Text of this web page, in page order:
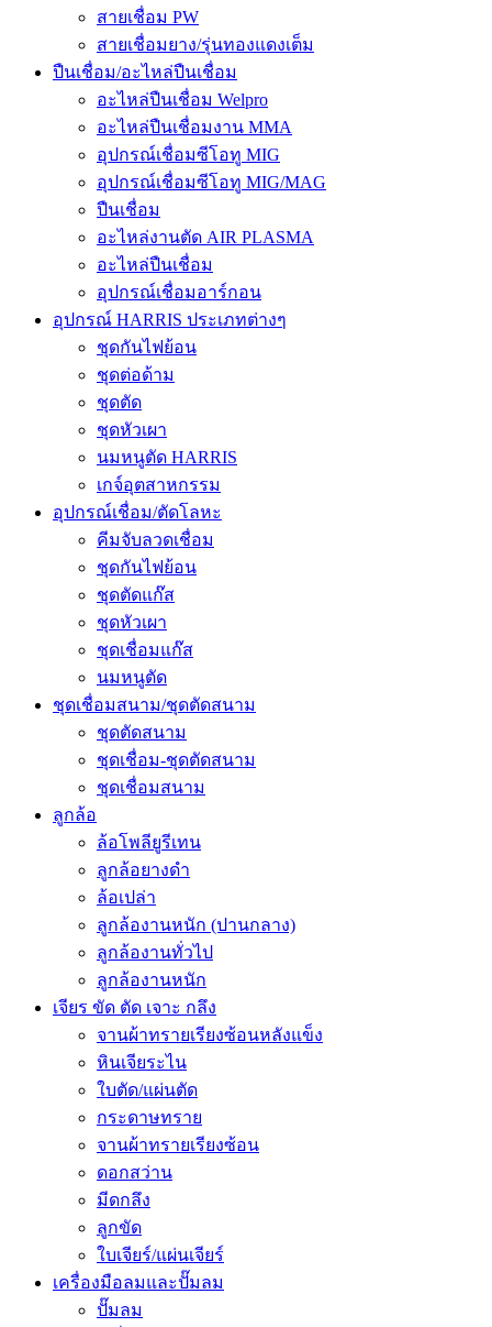
สายเชื่อม PW
สายเชื่อมยาง/รุ่นทองแดงเต็ม
ปืนเชื่อม/อะไหล่ปืนเชื่อม
อะไหล่ปืนเชื่อม Welpro
อะไหล่ปืนเชื่อมงาน MMA
อุปกรณ์เชื่อมซีโอทู MIG
อุปกรณ์เชื่อมซีโอทู MIG/MAG
ปืนเชื่อม
อะไหล่งานตัด AIR PLASMA
อะไหล่ปืนเชื่อม
อุปกรณ์เชื่อมอาร์กอน
อุปกรณ์ HARRIS ประเภทต่างๆ
ชุดกันไฟย้อน
ชุดต่อด้าม
ชุดตัด
ชุดหัวเผา
นมหนูตัด HARRIS
เกจ์อุตสาหกรรม
อุปกรณ์เชื่อม/ตัดโลหะ
คีมจับลวดเชื่อม
ชุดกันไฟย้อน
ชุดตัดแก๊ส
ชุดหัวเผา
ชุดเชื่อมแก๊ส
นมหนูตัด
ชุดเชื่อมสนาม/ชุดตัดสนาม
ชุดตัดสนาม
ชุดเชื่อม-ชุดตัดสนาม
ชุดเชื่อมสนาม
ลูกล้อ
ล้อโพลียูรีเทน
ลูกล้อยางดำ
ล้อเปล่า
ลูกล้องานหนัก (ปานกลาง)
ลูกล้องานทั่วไป
ลูกล้องานหนัก
เจียร ขัด ตัด เจาะ กลึง
จานผ้าทรายเรียงซ้อนหลังแข็ง
หินเจียระไน
ใบตัด/แผ่นตัด
กระดาษทราย
จานผ้าทรายเรียงซ้อน
ดอกสว่าน
มีดกลึง
ลูกขัด
ใบเจียร์/แผ่นเจียร์
เครื่องมือลมและปั๊มลม
ปั๊มลม